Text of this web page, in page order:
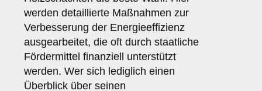
werden detaillierte Maßnahmen zur
Verbesserung der Energieeffizienz
ausgearbeitet, die oft durch staatliche
Fördermittel finanziell unterstützt
werden. Wer sich lediglich einen
Überblick über seinen